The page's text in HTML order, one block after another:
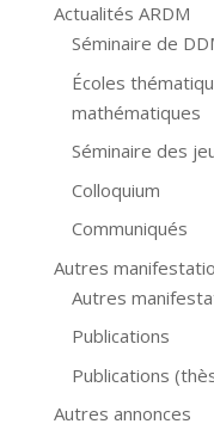
Actualités ARDM
Séminaire de
Écoles
mathématiques
Séminaire des
Colloquium
Communiqués
Autres
Autres
Publications
Publications
Autres annonces